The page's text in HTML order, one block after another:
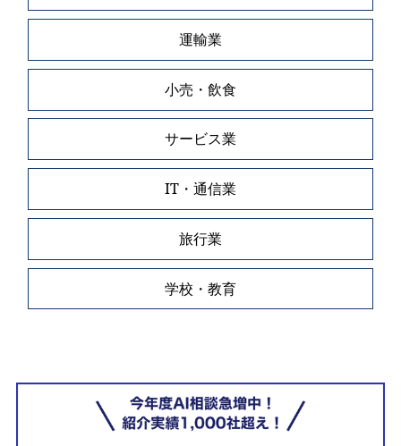
運輸業
小売・飲食
サービス業
IT・通信業
旅行業
学校・教育